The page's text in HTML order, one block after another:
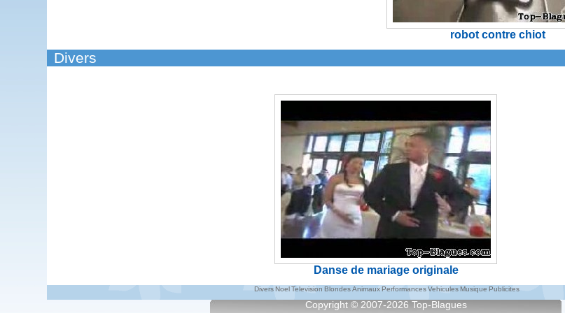
robot contre chiot
Divers
Danse de mariage originale
Divers Noel Television Blondes Animaux Performances Vehicules Musique Publicites
Copyright © 2007-2026 Top-Blagues